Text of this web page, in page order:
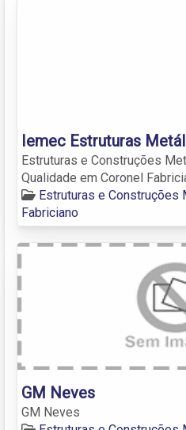
Iemec Estruturas
Estruturas e Construções
Qualidade em Coronel
Estruturas e Construções
Fabriciano
GM Neves
GM Neves